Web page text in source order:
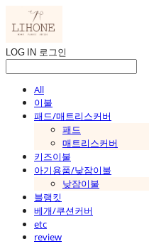
LOG IN 로그인
All
이불
패드/매트리스커버
패드
매트리스커버
키즈이불
아기용품/낮잠이불
낮잠이불
블랭킷
베개/쿠션커버
etc
review